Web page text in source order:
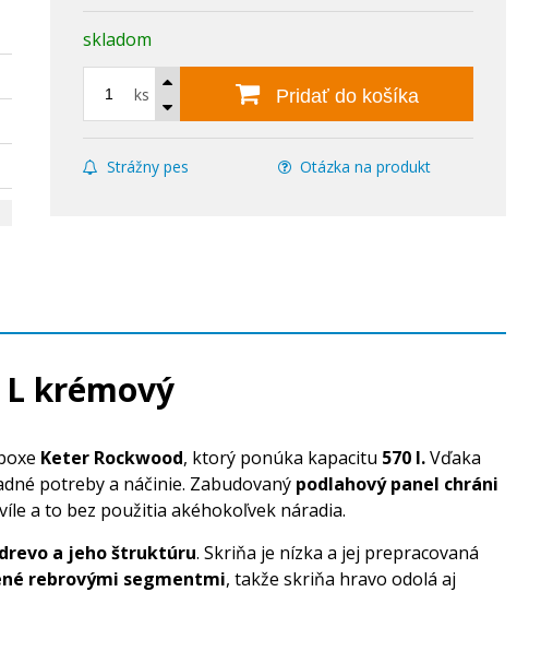
skladom
ks Pridať do košíka
Strážny pes Otázka na produkt
krémový
Keter Rockwood, ktorý ponúka kapacitu 570 l.Vďaka
potreby a náčinie. Zabudovaný podlahový panel chráni
a to bez použitia akéhokoľvek náradia.
a jeho štruktúru. Skriňa je nízka a jej prepracovaná
rebrovými segmentmi, takže skriňa hravo odolá aj